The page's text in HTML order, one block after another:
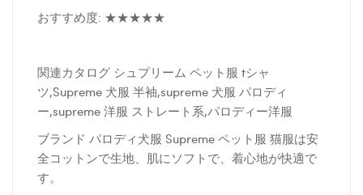
おすすめ度: ★★★★★
関連カタログ シュプリーム ペット服 tシャ
ツ,Supreme 犬服 半袖,supreme 犬服 パロディ
ー,supreme 洋服 ストレート系,パロディー洋服
ブランド パロディ犬服 Supreme ペット服 猫服は安
全コットンで生地、肌にソフトで、着心地が快適で
す。